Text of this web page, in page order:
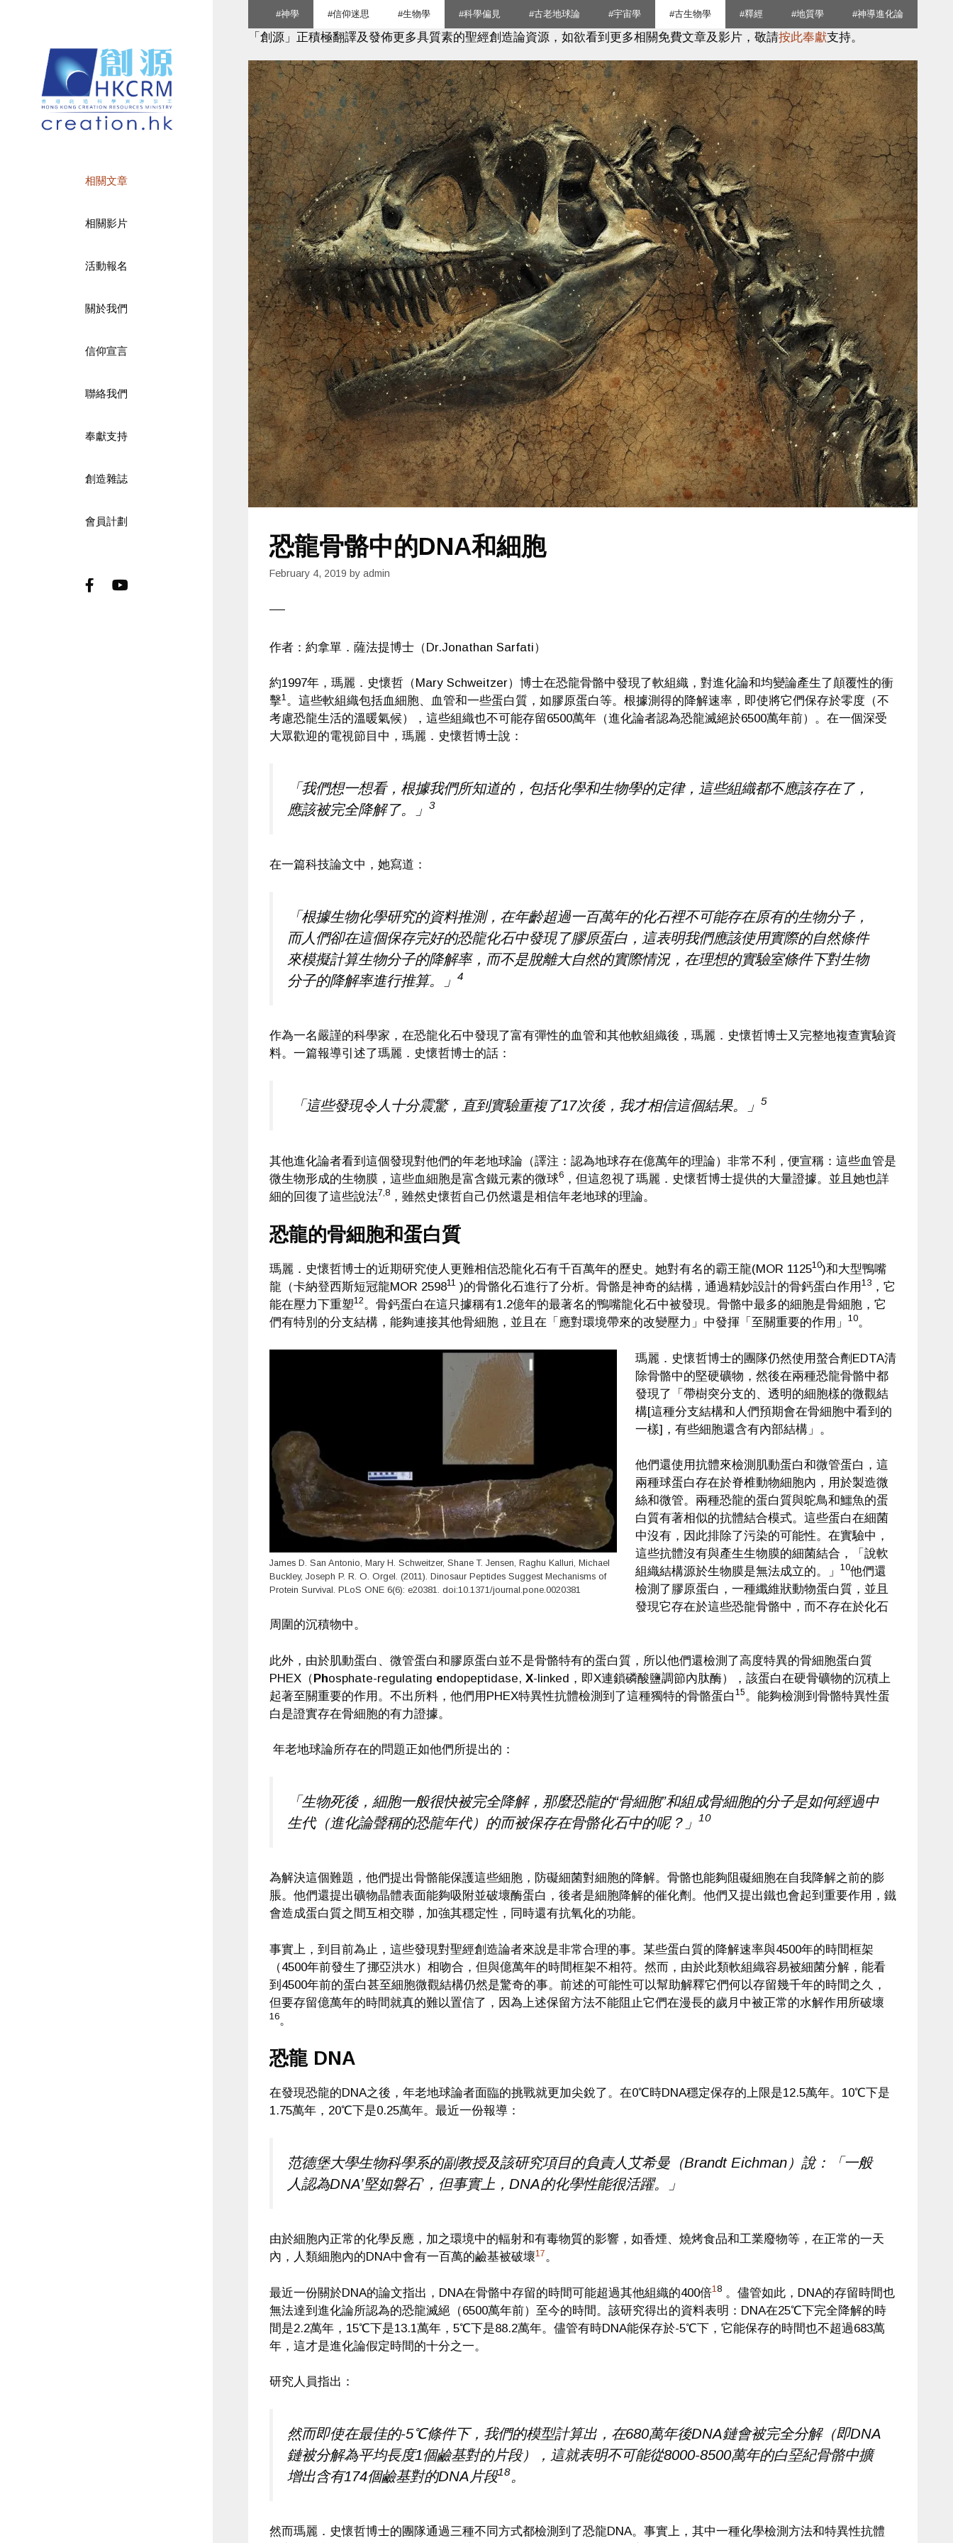
to
content
#神學 #信仰迷思 #生物學 #科學偏見 #古老地球論 #宇宙學 #古生物學 #釋經 #地質學 #神導進化論
FacebookYoutube
相關文章
相關影片
活動報名
關於我們
信仰宣言
聯絡我們
奉獻支持
創造雜誌
會員計劃
「創源」正積極翻譯及發佈更多具質素的聖經創造論資源，如欲看到更多相關免費文章及影片，敬請按此奉獻支持。
恐龍骨骼中的DNA和細胞
February 4, 2019 by admin
作者：約拿單．薩法提博士（Dr.Jonathan Sarfati）
約1997年，瑪麗．史懷哲（Mary Schweitzer）博士在恐龍骨骼中發現了軟組織，對進化論和均變論產生了顛覆性的衝
擊1 。這些軟組織包括血細胞、血管和一些蛋白質，如膠原蛋白等。根據測得的降解速率，即使將它們保存於零度（不
考慮恐龍生活的溫暖氣候），這些組織也不可能存留6500萬年（進化論者認為恐龍滅絕於6500萬年前）。在一個深受
大眾歡迎的電視節目中，瑪麗．史懷哲博士說：
「我們想一想看，根據我們所知道的，包括化學和生物學的定律，這些組織都不應該存在了，
應該被完全降解了。」 3
在一篇科技論文中，她寫道：
「根據生物化學研究的資料推測，在年齡超過一百萬年的化石裡不可能存在原有的生物分子，
而人們卻在這個保存完好的恐龍化石中發現了膠原蛋白，這表明我們應該使用實際的自然條件
來模擬計算生物分子的降解率，而不是脫離大自然的實際情況，在理想的實驗室條件下對生物
分子的降解率進行推算。」 4
作為一名嚴謹的科學家，在恐龍化石中發現了富有彈性的血管和其他軟組織後，瑪麗．史懷哲博士又完整地複查實驗資
料。一篇報導引述了瑪麗．史懷哲博士的話：
「這些發現令人十分震驚，直到實驗重複了17次後，我才相信這個結果。」 5
其他進化論者看到這個發現對他們的年老地球論（譯注：認為地球存在億萬年的理論）非常不利，便宣稱：這些血管是
微生物形成的生物膜，這些血細胞是富含鐵元素的微球6 ，但這忽視了瑪麗．史懷哲博士提供的大量證據。並且她也詳
細的回復了這些說法7 8 ，雖然史懷哲自己仍然還是相信年老地球的理論。
恐龍的骨細胞和蛋白質
瑪麗．史懷哲博士的近期研究使人更難相信恐龍化石有千百萬年的歷史。她對有名的霸王龍(MOR 112510)和大型鴨嘴
龍（卡納登西斯短冠龍MOR 259811 )的骨骼化石進行了分析。骨骼是神奇的結構，通過精妙設計的骨鈣蛋白作用 13 ，它
能在壓力下重塑12。骨鈣蛋白在這只據稱有1.2億年的最著名的鴨嘴龍化石中被發現。骨骼中最多的細胞是骨細胞，它
們有特別的分支結構，能夠連接其他骨細胞，並且在「應對環境帶來的改變壓力」中發揮「至關重要的作用」
10。
James D. San Antonio, Mary H. Schweitzer, Shane T. Jensen, Raghu Kalluri, Michael
Buckley, Joseph P. R. O. Orgel. (2011). Dinosaur Peptides Suggest Mechanisms of
Protein Survival. PLoS ONE 6(6): e20381. doi:10.1371/journal.pone.0020381
瑪麗．史懷哲博士的團隊仍然使用螯合劑EDTA清
除骨骼中的堅硬礦物，然後在兩種恐龍骨骼中都
發現了「帶樹突分支的、透明的細胞樣的微觀結
構[這種分支結構和人們預期會在骨細胞中看到的
一樣]，有些細胞還含有內部結構」。
他們還使用抗體來檢測肌動蛋白和微管蛋白，這
兩種球蛋白存在於脊椎動物細胞內，用於製造微
絲和微管。兩種恐龍的蛋白質與鴕鳥和鱷魚的蛋
白質有著相似的抗體結合模式。這些蛋白在細菌
中沒有，因此排除了污染的可能性。在實驗中，
這些抗體沒有與產生生物膜的細菌結合，「說軟
組織結構源於生物膜是無法成立的。」
10他們還
檢測了膠原蛋白，一種纖維狀動物蛋白質，並且
發現它存在於這些恐龍骨骼中，而不存在於化石
周圍的沉積物中。
此外，由於肌動蛋白、微管蛋白和膠原蛋白並不是骨骼特有的蛋白質，所以他們還檢測了高度特異的骨細胞蛋白質
PHEX（Phosphate-regulating endopeptidase, X-linked，即X連鎖磷酸鹽調節內肽酶），該蛋白在硬骨礦物的沉積上
起著至關重要的作用。不出所料，他們用PHEX特異性抗體檢測到了這種獨特的骨骼蛋白 15 。能夠檢測到骨骼特異性蛋
白是證實存在骨細胞的有力證據。
年老地球論所存在的問題正如他們所提出的：
「生物死後，細胞一般很快被完全降解，那麼恐龍的“骨細胞”和組成骨細胞的分子是如何經過中
生代（進化論聲稱的恐龍年代）的而被保存在骨骼化石中的呢？」 10
為解決這個難題，他們提出骨骼能保護這些細胞，防礙細菌對細胞的降解。骨骼也能夠阻礙細胞在自我降解之前的膨
脹。他們還提出礦物晶體表面能夠吸附並破壞酶蛋白，後者是細胞降解的催化劑。他們又提出鐵也會起到重要作用，鐵
會造成蛋白質之間互相交聯，加強其穩定性，同時還有抗氧化的功能。
事實上，到目前為止，這些發現對聖經創造論者來說是非常合理的事。某些蛋白質的降解速率與4500年的時間框架
（4500年前發生了挪亞洪水）相吻合，但與億萬年的時間框架不相符。然而，由於此類軟組織容易被細菌分解，能看
到4500年前的蛋白甚至細胞微觀結構仍然是驚奇的事。前述的可能性可以幫助解釋它們何以存留幾千年的時間之久，
但要存留億萬年的時間就真的難以置信了，因為上述保留方法不能阻止它們在漫長的歲月中被正常的水解作用所破壞
16。
恐龍 DNA
在發現恐龍的DNA之後，年老地球論者面臨的挑戰就更加尖銳了。在0℃時DNA穩定保存的上限是12.5萬年。10℃下是
1.75萬年，20℃下是0.25萬年。最近一份報導：
范德堡大學生物科學系的副教授及該研究項目的負責人艾希曼（Brandt Eichman）說：「一般
人認為DNA’堅如磐石’，但事實上，DNA的化學性能很活躍。」
由於細胞內正常的化學反應，加之環境中的輻射和有毒物質的影響，如香煙、燒烤食品和工業廢物等，在正常的一天
內，人類細胞內的DNA中會有一百萬的鹼基被破壞17。
最近一份關於DNA的論文指出，DNA在骨骼中存留的時間可能超過其他組織的400倍18 。儘管如此，DNA的存留時間也
無法達到進化論所認為的恐龍滅絕（6500萬年前）至今的時間。該研究得出的資料表明：DNA在25℃下完全降解的時
間是2.2萬年，15℃下是13.1萬年，5℃下是88.2萬年。儘管有時DNA能保存於-5℃下，它能保存的時間也不超過683萬
年，這才是進化論假定時間的十分之一。
研究人員指出：
然而即使在最佳的-5℃條件下，我們的模型計算出，在680萬年後DNA鏈會被完全分解（即DNA
鏈被分解為平均長度1個鹼基對的片段），這就表明不可能從8000-8500萬年的白堊紀骨骼中擴
增出含有174個鹼基對的DNA片段18。
然而瑪麗．史懷哲博士的團隊通過三種不同方式都檢測到了恐龍DNA。事實上，其中一種化學檢測方法和特異性抗體